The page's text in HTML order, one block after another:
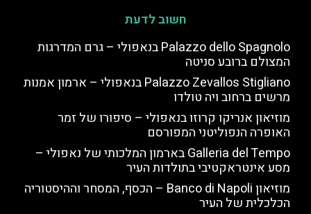
חשוב לדעת
Palazzo dello Spagnolo בנאפולי – גרם המדרגות
המצולם ברובע סניטה
Palazzo Zevallos Stigliano בנאפולי – ארמון אמנות
מרשים ברחוב ויה טולדו
מוזיאון אנריקו קרוזו בנאפולי – סיפורו של זמר
האופרה הנפוליטני המפורסם
Galleria del Tempo בארמון המלכותי של נאפולי –
מסע אינטראקטיבי בתולדות העיר
מוזיאון Banco di Napoli – הכסף, המסחר וההיסטוריה
הכלכלית של העיר